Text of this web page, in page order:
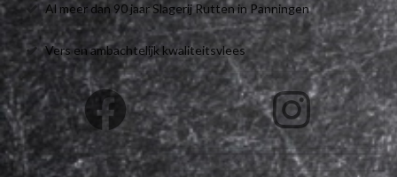
Al meer dan 90 jaar Slagerij Rutten in Panningen
Vers en ambachtelijk kwaliteitsvlees